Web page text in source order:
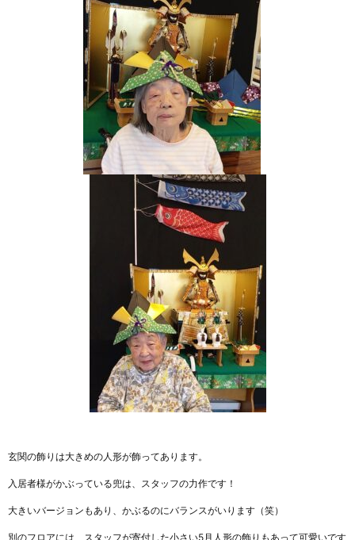
玄関の飾りは大きめの人形が飾ってあります。
入居者様がかぶっている兜は、スタッフの力作です！
大きいバージョンもあり、かぶるのにバランスがいります（笑）
別のフロアには、スタッフが寄付した小さい5月人形の飾りもあって可愛いです